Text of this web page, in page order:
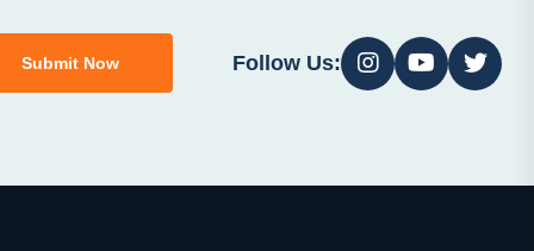
Submit Now Follow Us: